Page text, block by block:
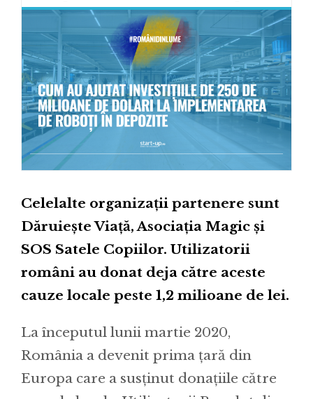
Celelalte organizații partenere sunt
Dăruiește Viață, Asociația Magic și
SOS Satele Copiilor. Utilizatorii
români au donat deja către aceste
cauze locale peste 1,2 milioane de lei.
La începutul lunii martie 2020,
România a devenit prima țară din
Europa care a susținut donațiile către